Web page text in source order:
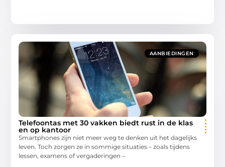
AANBIEDINGEN
Telefoontas met 30 vakken biedt rust in de klas
en op kantoor
Smartphones zijn niet meer weg te denken uit het dagelijks
leven. Toch zorgen ze in sommige situaties – zoals tijdens
lessen, examens of vergaderingen –